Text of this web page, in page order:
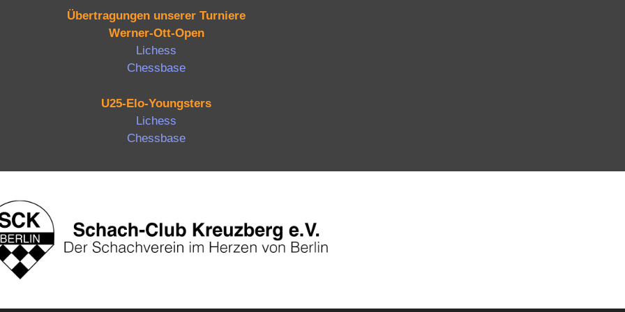
Übertragungen unserer Turniere
Werner-Ott-Open
Lichess
Chessbase
U25-Elo-Youngsters
Lichess
Chessbase